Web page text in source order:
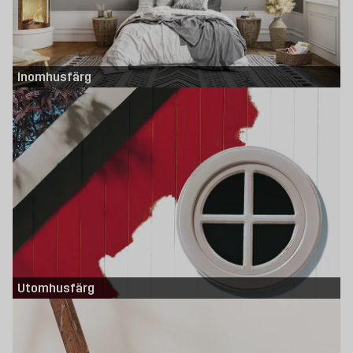
När du målar sovrummet, välj en behaglig, ljus färg. Tänk på att den ska ha
en lugnande effekt, något som ger dig ro för att komma ner i varv. Innan du
målar, se till att ytan är torr och ren. Om du har hål eller ojämnheter i
väggen kan du enkelt laga dessa med
spackel. Slipa sedan spacklet när det
har torkat och torka bort dammet med en fuktig trasa. Ska du renovera
fasaden? Hos oss hittar dubetsoch olja för altaner och andra projekt som
kräver utomhusmålning.
Rätt verktyg för ditt målarprojekt
Kom ihåg att använda bra verktyg för att göra jobbet enkelt och trevligt. Att
använda rätt typ av penslar för att måla väggen gör mer skillnad än vad
man kan tro. En smal pensel lämpar sig bra för att måla runt
fönster
dörrkarmar
. Om du har släta väggar bör du använda en rulle med kort ludd.
Om du har trä på delar av väggen, till exempel paneler, kan du lacka dem
för att förbättra hållbarheten och hålla fukten ute. Vi har även
skivmaterial
om du vill lägga skivor över den gamla väggen innan du målar för ett
garanterat toppresultat. Färg har många fördelar eftersom den skyddar
underlaget mot fukt och senare gör det lättare för dig att underhålla väggen
på sikt.
Vi har allt du behöver för ditt nästa målningsprojekt
Hos Byggmax hittar du allt du behöver. Du kan beställa allt online och få
det levererat hem, eller så kan du hyra en släpvagn. Vi har alla typer av färg
till ett förmånligt pris, färdiga kulörer eller brutna i den nyans som du
önskar. Köp din målarfärg hos oss redan idag!
Inomhusfärg
Utomhusfärg